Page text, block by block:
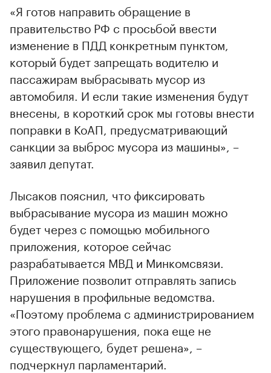
«Я готов направить обращение в
правительство РФ с просьбой ввести
изменение в ПДД конкретным пунктом,
который будет запрещать водителю и
пассажирам выбрасывать мусор из
автомобиля. И если такие изменения будут
внесены, в короткий срок мы готовы внести
поправки в КоАП, предусматривающий
санкции за выброс мусора из машины», –
заявил депутат.
00:00 / 00:00
Лысаков пояснил, что фиксировать
выбрасывание мусора из машин можно
будет через с помощью мобильного
приложения, которое сейчас
разрабатывается МВД и Минкомсвязи.
Приложение позволит отправлять запись
нарушения в профильные ведомства.
«Поэтому проблема с администрированием
этого правонарушения, пока еще не
существующего, будет решена», –
подчеркнул парламентарий.